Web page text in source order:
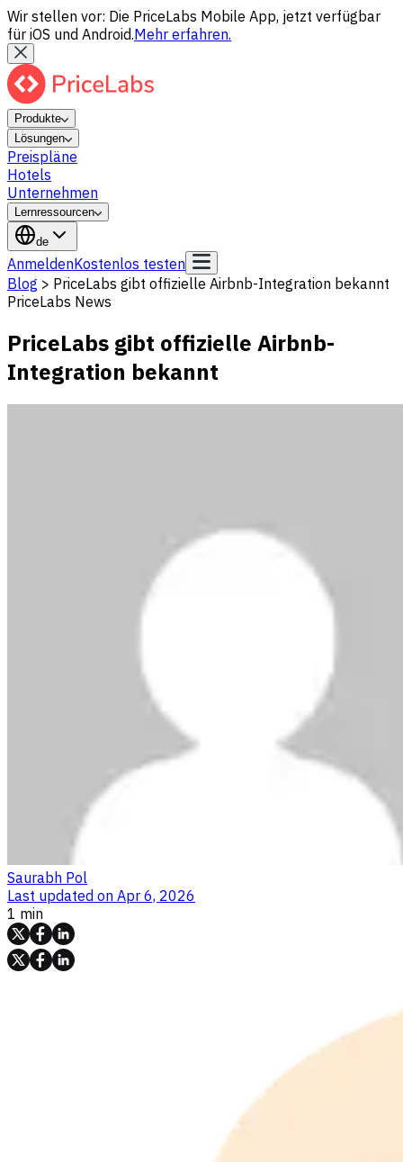
Wir stellen vor: Die PriceLabs Mobile App, jetzt verfügbar
für iOS und Android.Mehr erfahren.
Produkte
Lösungen
Preispläne
Hotels
Unternehmen
Lernressourcen
de
AnmeldenKostenlos testen
Blog > PriceLabs gibt offizielle Airbnb-Integration bekannt
PriceLabs News
PriceLabs gibt offizielle Airbnb-
Integration bekannt
Saurabh Pol
Last updated on Apr 6, 2026
1 min